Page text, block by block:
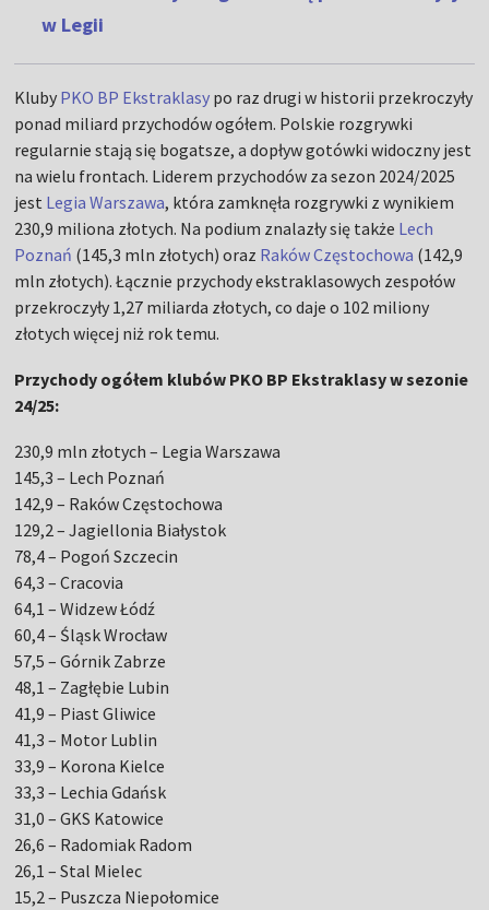
w Legii
Kluby PKO BP Ekstraklasy po raz drugi w historii przekroczyły
ponad miliard przychodów ogółem. Polskie rozgrywki
regularnie stają się bogatsze, a dopływ gotówki widoczny jest
na wielu frontach. Liderem przychodów za sezon 2024/2025
jest Legia Warszawa, która zamknęła rozgrywki z wynikiem
230,9 miliona złotych. Na podium znalazły się także Lech
Poznań (145,3 mln złotych) oraz Raków Częstochowa (142,9
mln złotych). Łącznie przychody ekstraklasowych zespołów
przekroczyły 1,27 miliarda złotych, co daje o 102 miliony
złotych więcej niż rok temu.
Przychody ogółem klubów PKO BP Ekstraklasy w sezonie
24/25:
230,9 mln złotych – Legia Warszawa
145,3 – Lech Poznań
142,9 – Raków Częstochowa
129,2 – Jagiellonia Białystok
78,4 – Pogoń Szczecin
64,3 – Cracovia
64,1 – Widzew Łódź
60,4 – Śląsk Wrocław
57,5 – Górnik Zabrze
48,1 – Zagłębie Lubin
41,9 – Piast Gliwice
41,3 – Motor Lublin
33,9 – Korona Kielce
33,3 – Lechia Gdańsk
31,0 – GKS Katowice
26,6 – Radomiak Radom
26,1 – Stal Mielec
15,2 – Puszcza Niepołomice